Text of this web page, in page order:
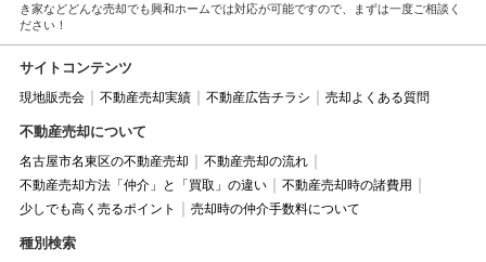
き家などどんな売却でも興和ホームでは対応が可能ですので、まずは一度ご相談く
ださい！
サイトコンテンツ
現地販売会 不動産売却実績 不動産広告チラシ 売却よくある質問
不動産売却について
名古屋市名東区の不動産売却
不動産売却の流れ
不動産売却方法「仲介」と「買取」の違い
不動産売却時の諸費用
少しでも高く売るポイント
売却時の仲介手数料について
種別検索